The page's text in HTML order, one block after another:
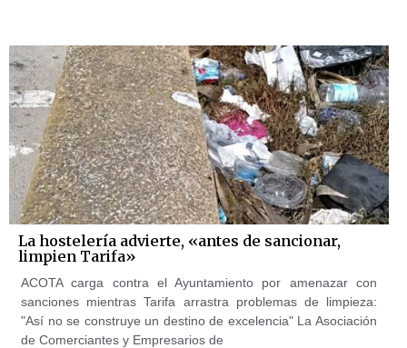
La hostelería advierte, «antes de sancionar,
limpien Tarifa»
ACOTA carga contra el Ayuntamiento por amenazar con
sanciones mientras Tarifa arrastra problemas de limpieza:
"Así no se construye un destino de excelencia" La Asociación
de Comerciantes y Empresarios de